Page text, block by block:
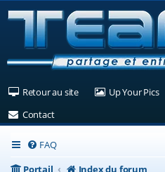
Retour au site(Ouvre un nouvel
Up Your Pics
Contact(Ouvre un nouvel onglet)
FAQ
Portail
Index du forum